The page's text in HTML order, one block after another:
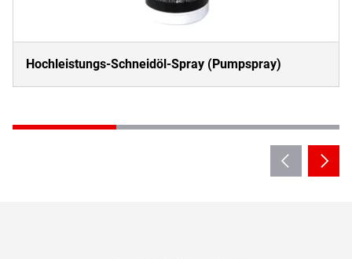
Hochleistungs-Schneidöl-Spray (Pumpspray)